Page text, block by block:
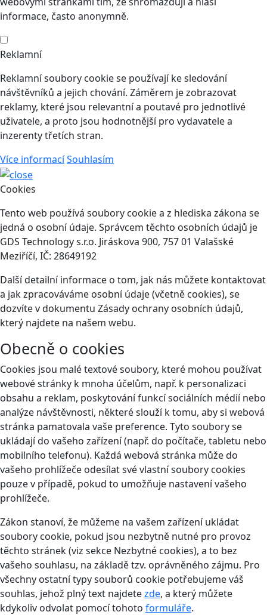
informace, často anonymně.
Reklamní
Reklamní soubory cookie se používají ke sledování
návštěvníků a jejich chování. Záměrem je zobrazovat
reklamy, které jsou relevantní a poutavé pro jednotlivé
uživatele, a proto jsou hodnotnější pro vydavatele a
inzerenty třetích stran.
Více informacíSouhlasím
Cookies
Tento web používá soubory cookie a z hlediska zákona se
jedná o osobní údaje. Správcem těchto osobních údajů je
GDS Technology s.r.o. Jiráskova 900, 757 01 Valašské
Meziříčí, IČ: 28649192
Další detailní informace o tom, jak nás můžete kontaktovat
a jak zpracováváme osobní údaje (včetně cookies), se
dozvíte v dokumentu Zásady ochrany osobních údajů,
který najdete na našem webu.
Obecně o cookies
Cookies jsou malé textové soubory, které mohou používat
webové stránky k mnoha účelům, např. k personalizaci
obsahu a reklam, poskytování funkcí sociálních médií nebo
analýze návštěvnosti, některé slouží k tomu, aby si webová
stránka pamatovala vaše preference. Tyto soubory se
ukládají do vašeho zařízení (např. do počítače, tabletu nebo
mobilního telefonu). Každá webová stránka může do
vašeho prohlížeče odesílat své vlastní soubory cookies
pouze v případě, pokud to umožňuje nastavení vašeho
prohlížeče.
Zákon stanoví, že můžeme na vašem zařízení ukládat
soubory cookie, pokud jsou nezbytně nutné pro provoz
těchto stránek (viz sekce Nezbytné cookies), a to bez
vašeho souhlasu, na základě tzv. oprávněného zájmu. Pro
všechny ostatní typy souborů cookie potřebujeme váš
souhlas, jehož plný text najdetezde, a který můžete
kdykoliv odvolat pomocí tohoto formuláře.